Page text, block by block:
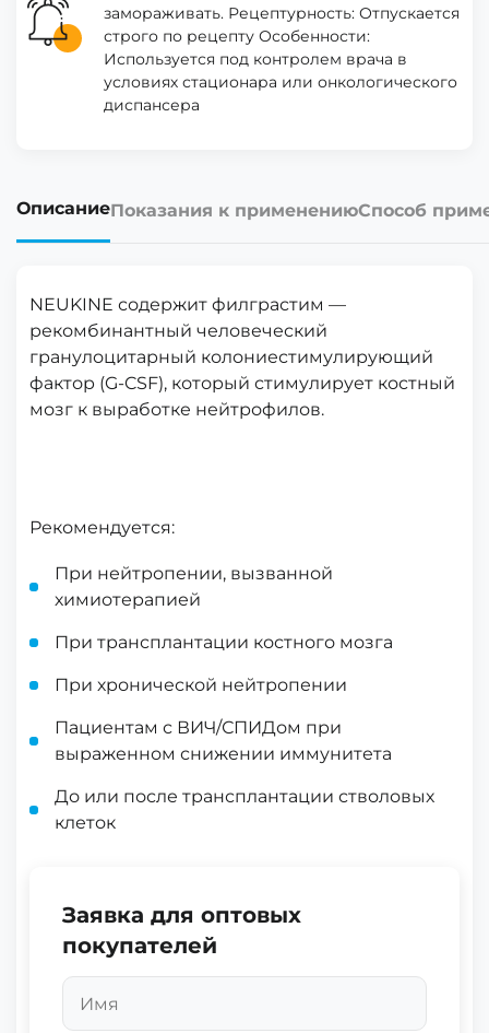
замораживать. Рецептурность: Отпускается
строго по рецепту Особенности:
Используется под контролем врача в
условиях стационара или онкологического
диспансера
ОписаниеПоказания к применениюСпособ
NEUKINE содержит филграстим —
рекомбинантный человеческий
гранулоцитарный колониестимулирующий
фактор (G-CSF), который стимулирует костный
мозг к выработке нейтрофилов.
Рекомендуется:
При нейтропении, вызванной
химиотерапией
При трансплантации костного мозга
При хронической нейтропении
Пациентам с ВИЧ/СПИДом при
выраженном снижении иммунитета
До или после трансплантации стволовых
клеток
Заявка для оптовых
покупателей